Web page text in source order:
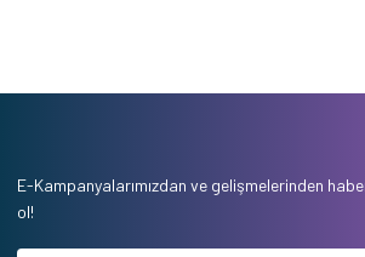
E-Kampanyalarımızdan ve gelişmelerinden
ol!